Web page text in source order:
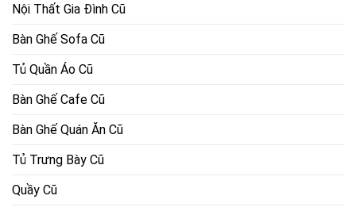
Nội Thất Gia Đình Cũ
Bàn Ghế Sofa Cũ
Tủ Quần Áo Cũ
Bàn Ghế Cafe Cũ
Bàn Ghế Quán Ăn Cũ
Tủ Trưng Bày Cũ
Quầy Cũ